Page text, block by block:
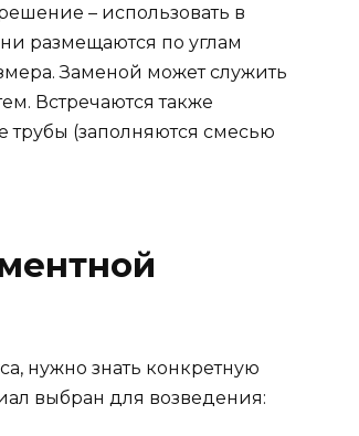
– использовать в
размещаются по углам
Заменой может служить
Встречаются также
(заполняются смесью
нужно знать конкретную
выбран для возведения: